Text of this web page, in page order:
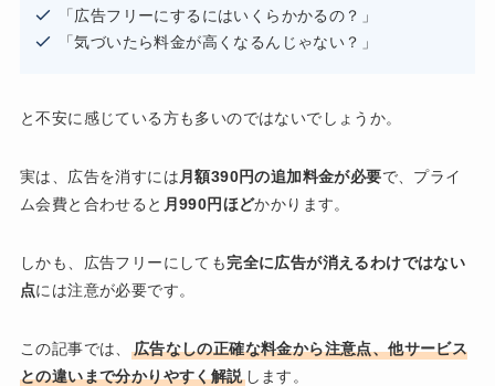
「広告フリーにするにはいくらかかるの？」
「気づいたら料金が高くなるんじゃない？」
と不安に感じている方も多いのではないでしょうか。
実は、広告を消すには 月額390円の追加料金が必要で、プライ
ム会費と合わせると 月990円ほどかかります。
しかも、広告フリーにしても完全に広告が消えるわけではない
点には注意が必要です。
この記事では、
広告なしの正確な料金から注意点、他サービス
との違いまで分かりやすく解説します。